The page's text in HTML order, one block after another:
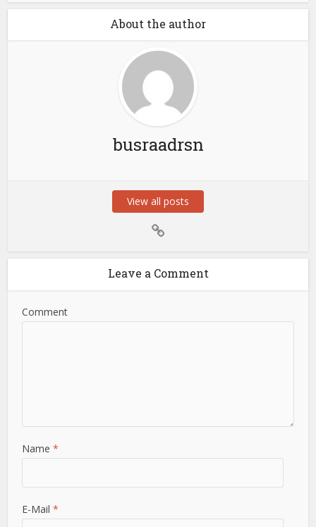
About the author
busraadrsn
View all posts
Leave a Comment
Comment
Name*
E-Mail*